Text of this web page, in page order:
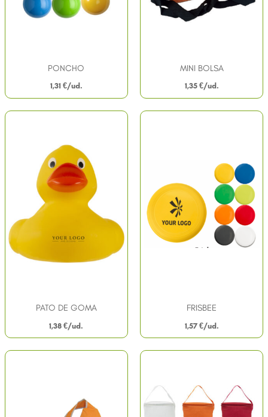
PONCHO
1,31 €
MINI BOLSA
1,35 €
PATO DE GOMA
1,38 €
FRISBEE
1,57 €